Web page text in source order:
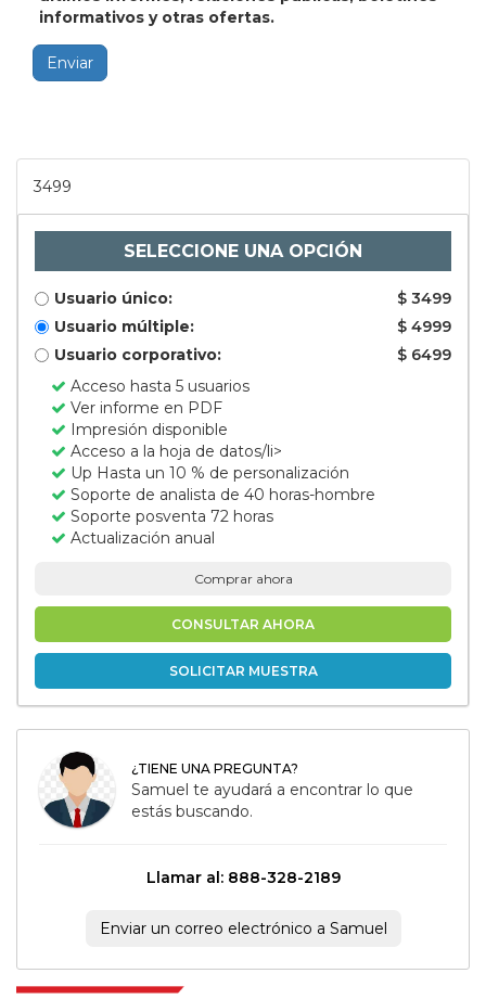
informativos y otras ofertas.
Enviar
3499
SELECCIONE UNA OPCIÓN
Usuario único:
$ 3499
Usuario múltiple:
$ 4999
Usuario corporativo:
$ 6499
Acceso hasta 5 usuarios
Ver informe en PDF
Impresión disponible
Acceso a la hoja de datos/li>
Up Hasta un 10 % de personalización
Soporte de analista de 40 horas-hombre
Soporte posventa 72 horas
Actualización anual
Comprar ahora
CONSULTAR AHORA
SOLICITAR MUESTRA
¿TIENE UNA PREGUNTA?
Samuel te ayudará a encontrar lo que
estás buscando.
Llamar al: 888-328-2189
Enviar un correo electrónico a Samuel